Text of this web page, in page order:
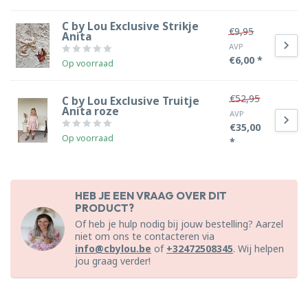
C by Lou Exclusive Strikje
Anita
Op voorraad
€9,95
AVP
€6,00 *
C by Lou Exclusive Truitje
Anita roze
Op voorraad
€52,95
AVP
€35,00
*
HEB JE EEN VRAAG OVER DIT
PRODUCT?
Of heb je hulp nodig bij jouw bestelling? Aarzel
niet om ons te contacteren via
info@cbylou.be of +32472508345. Wij helpen
jou graag verder!